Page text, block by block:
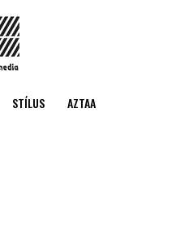
STÍLUS AZTAA